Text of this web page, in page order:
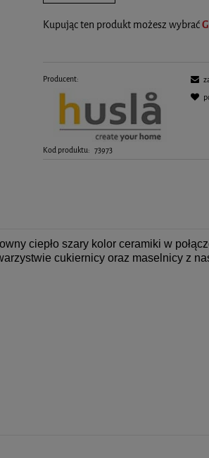
Kupując ten produkt możesz wybrać
Producent:
Kod produktu: 73973
ciepło szary kolor ceramiki w
cukiernicy oraz maselnicy z